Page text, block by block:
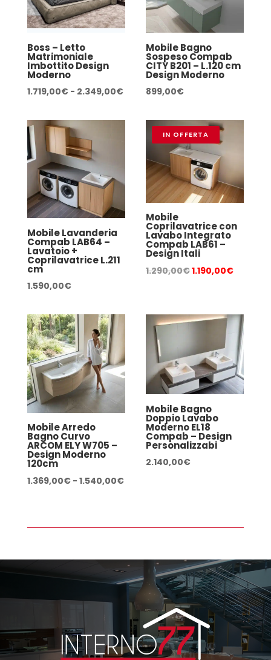
Boss – Letto
Matrimoniale
Imbottito Design
Moderno
1.719,00€ - 2.349,00€Fascia
prezzo:
2.349,00€
Mobile Bagno
Sospeso Compab
CITY B201 – L.120 cm
Design Moderno
899,00€
Mobile Lavanderia
Compab LAB64 –
Lavatoio +
Coprilavatrice L.211
cm
1.590,00€
IN OFFERTA
Mobile
Coprilavatrice con
Lavabo Integrato
Compab LAB61 –
Design Itali
1.290,00€Il
era:
1.290,00€.
1.190,00€Il
è:
Mobile Arredo
Bagno Curvo
ARCOM ELY W705 –
Design Moderno
120cm
1.369,00€ - 1.540,00€Fascia
da
a
1.540,00€
Mobile Bagno
Doppio Lavabo
Moderno EL18
Compab – Design
Personalizzabi
2.140,00€